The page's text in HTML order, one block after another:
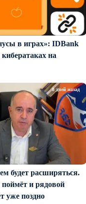
в играх»: IDBank
на
будет расширяться.
поймёт и рядовой
уже поздно
8 дней назад